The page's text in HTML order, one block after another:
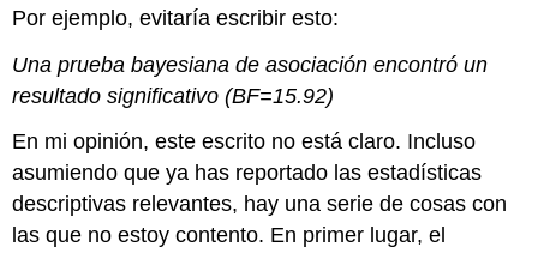
Por ejemplo, evitaría escribir esto:
Una prueba bayesiana de asociación encontró un
resultado significativo (BF=15.92)
En mi opinión, este escrito no está claro. Incluso
asumiendo que ya has reportado las estadísticas
descriptivas relevantes, hay una serie de cosas con
las que no estoy contento. En primer lugar, el